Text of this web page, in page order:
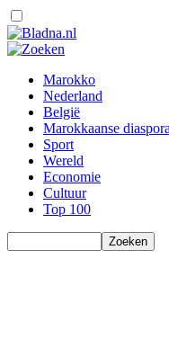
Marokko
Nederland
België
Marokkaanse diaspora
Sport
Wereld
Economie
Cultuur
Top 100